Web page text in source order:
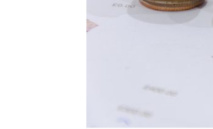
Como puede
Contabilidad